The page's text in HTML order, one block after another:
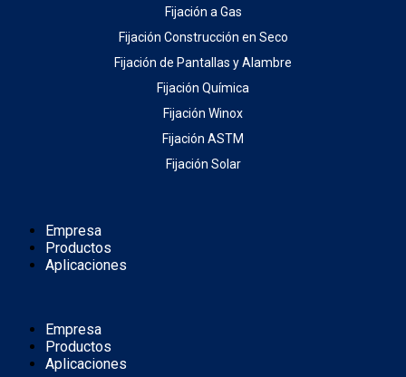
Fijación a Gas
Fijación Construcción en Seco
Fijación de Pantallas y Alambre
Fijación Química
Fijación Winox
Fijación ASTM
Fijación Solar
Empresa
Productos
Aplicaciones
Empresa
Productos
Aplicaciones